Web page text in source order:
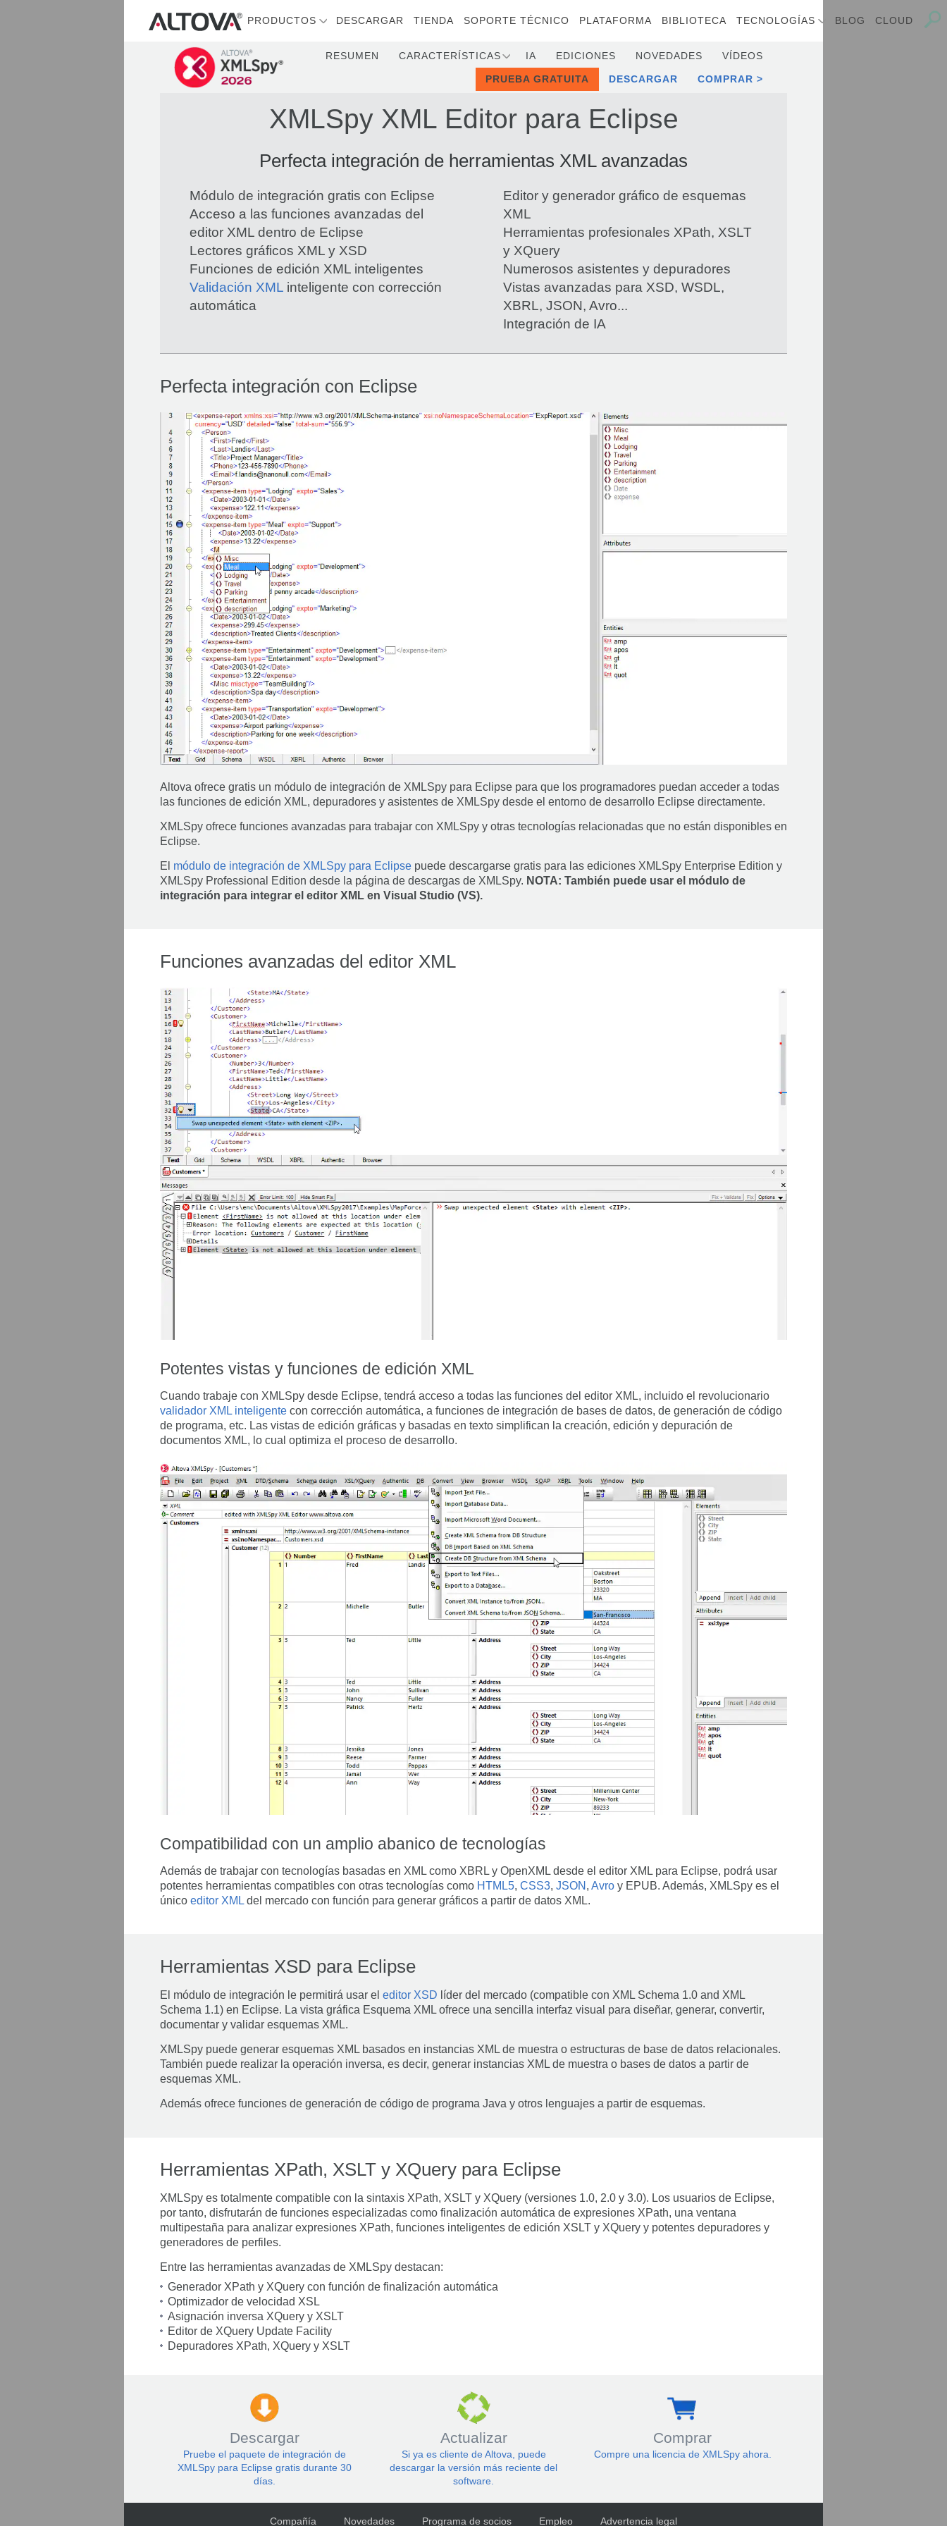
PRODUCTOS DESCARGAR TIENDA SOPORTE TÉCNICO PLATAFORMA BIBLIOTECA TECNOLOGÍAS BLOG CLOUD
RESUMEN CARACTERÍSTICAS IA EDICIONES NOVEDADES VÍDEOS
PRUEBA GRATUITA DESCARGAR COMPRAR
XMLSpy XML Editor para Eclipse
Perfecta integración de herramientas XML avanzadas
Módulo de integración gratis con Eclipse
Acceso a las funciones avanzadas del
editor XML dentro de Eclipse
Lectores gráficos XML y XSD
Funciones de edición XML inteligentes
Validación XML inteligente con corrección
automática
Editor y generador gráfico de esquemas
XML
Herramientas profesionales XPath, XSLT
y XQuery
Numerosos asistentes y depuradores
Vistas avanzadas para XSD, WSDL,
XBRL, JSON, Avro...
Integración de IA
Perfecta integración con Eclipse
Altova ofrece gratis un módulo de integración de XMLSpy para Eclipse para que los programadores puedan acceder a todas
las funciones de edición XML, depuradores y asistentes de XMLSpy desde el entorno de desarrollo Eclipse directamente.
XMLSpy ofrece funciones avanzadas para trabajar con XMLSpy y otras tecnologías relacionadas que no están disponibles en
Eclipse.
El módulo de integración de XMLSpy para Eclipse puede descargarse gratis para las ediciones XMLSpy Enterprise Edition y
XMLSpy Professional Edition desde la página de descargas de XMLSpy. NOTA: También puede usar el módulo de
integración para integrar el editor XML en Visual Studio (VS).
Funciones avanzadas del editor XML
Potentes vistas y funciones de edición XML
Cuando trabaje con XMLSpy desde Eclipse, tendrá acceso a todas las funciones del editor XML, incluido el revolucionario
validador XML inteligente con corrección automática, a funciones de integración de bases de datos, de generación de código
de programa, etc. Las vistas de edición gráficas y basadas en texto simplifican la creación, edición y depuración de
documentos XML, lo cual optimiza el proceso de desarrollo.
Compatibilidad con un amplio abanico de tecnologías
Además de trabajar con tecnologías basadas en XML como XBRL y OpenXML desde el editor XML para Eclipse, podrá usar
potentes herramientas compatibles con otras tecnologías como HTML5, CSS3, JSON , Avro y EPUB. Además, XMLSpy es el
único editor XML del mercado con función para generar gráficos a partir de datos XML.
Herramientas XSD para Eclipse
El módulo de integración le permitirá usar el editor XSD líder del mercado (compatible con XML Schema 1.0 and XML
Schema 1.1) en Eclipse. La vista gráfica Esquema XML ofrece una sencilla interfaz visual para diseñar, generar, convertir,
documentar y validar esquemas XML.
XMLSpy puede generar esquemas XML basados en instancias XML de muestra o estructuras de base de datos relacionales.
También puede realizar la operación inversa, es decir, generar instancias XML de muestra o bases de datos a partir de
esquemas XML.
Además ofrece funciones de generación de código de programa Java y otros lenguajes a partir de esquemas.
Herramientas XPath, XSLT y XQuery para Eclipse
XMLSpy es totalmente compatible con la sintaxis XPath, XSLT y XQuery (versiones 1.0, 2.0 y 3.0). Los usuarios de Eclipse,
por tanto, disfrutarán de funciones especializadas como finalización automática de expresiones XPath, una ventana
multipestaña para analizar expresiones XPath, funciones inteligentes de edición XSLT y XQuery y potentes depuradores y
generadores de perfiles.
Entre las herramientas avanzadas de XMLSpy destacan:
Generador XPath y XQuery con función de finalización automática
Optimizador de velocidad XSL
Asignación inversa XQuery y XSLT
Editor de XQuery Update Facility
Depuradores XPath, XQuery y XSLT
Descargar
Pruebe el paquete de integración de
XMLSpy para Eclipse gratis durante 30
días.
Actualizar
Si ya es cliente de Altova, puede
descargar la versión más reciente del
software.
Comprar
Compre una licencia de XMLSpy ahora.
Compañía Novedades Programa de socios Empleo Advertencia legal